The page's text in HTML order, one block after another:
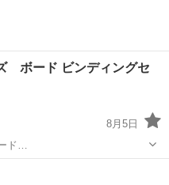
ボード ビンディングセ
8月5日
ド2点セット ボード…